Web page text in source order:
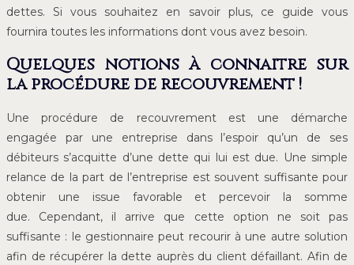
dettes. Si vous souhaitez en savoir plus, ce guide vous
fournira toutes les informations dont vous avez besoin.
Quelques notions à connaître sur
la procédure de recouvrement !
Une procédure de recouvrement est une démarche
engagée par une entreprise dans l’espoir qu’un de ses
débiteurs s’acquitte d’une dette qui lui est due. Une simple
relance de la part de l’entreprise est souvent suffisante pour
obtenir une issue favorable et percevoir la somme
due. Cependant, il arrive que cette option ne soit pas
suffisante : le gestionnaire peut recourir à une autre solution
afin de récupérer la dette auprès du client défaillant. Afin de